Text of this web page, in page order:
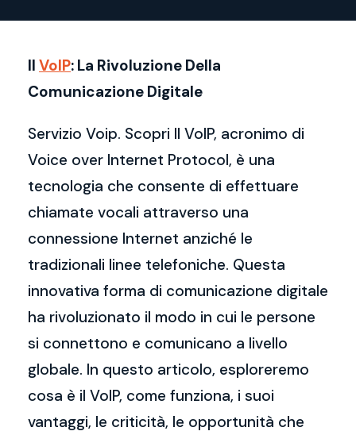
Il VoIP: La Rivoluzione Della
Comunicazione Digitale
Servizio Voip. Scopri Il VoIP, acronimo di
Voice over Internet Protocol, è una
tecnologia che consente di effettuare
chiamate vocali attraverso una
connessione Internet anziché le
tradizionali linee telefoniche. Questa
innovativa forma di comunicazione digitale
ha rivoluzionato il modo in cui le persone
si connettono e comunicano a livello
globale. In questo articolo, esploreremo
cosa è il VoIP, come funziona, i suoi
vantaggi, le criticità, le opportunità che